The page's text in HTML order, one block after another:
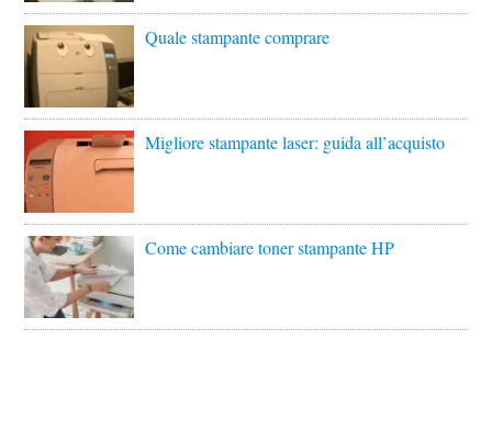
Quale stampante comprare
Migliore stampante laser: guida all’acquisto
Come cambiare toner stampante HP